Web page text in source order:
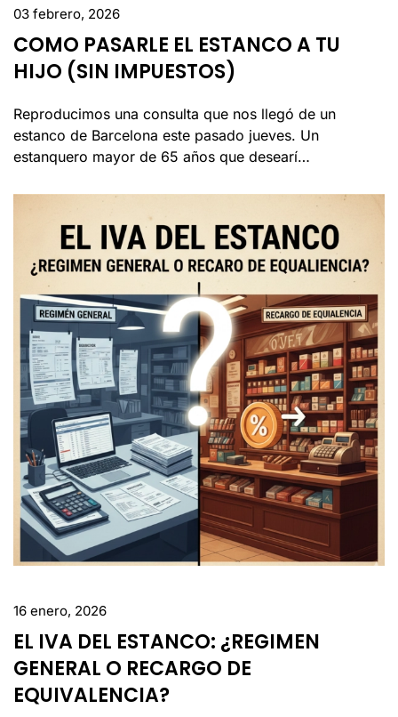
03 febrero, 2026
COMO PASARLE EL ESTANCO A TU
HIJO (SIN IMPUESTOS)
Reproducimos una consulta que nos llegó de un
estanco de Barcelona este pasado jueves. Un
estanquero mayor de 65 años que desearí…
16 enero, 2026
EL IVA DEL ESTANCO: ¿REGIMEN
GENERAL O RECARGO DE
EQUIVALENCIA?